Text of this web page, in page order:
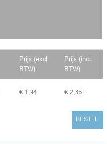
Prijs (excl.
BTW)
Prijs (incl.
BTW)
€ 1,94 € 2,35
BESTEL